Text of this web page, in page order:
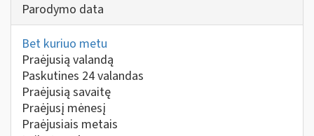
Parodymo data
Bet kuriuo metu
Praėjusią valandą
Paskutines 24 valandas
Praėjusią savaitę
Praėjusį mėnesį
Praėjusiais metais